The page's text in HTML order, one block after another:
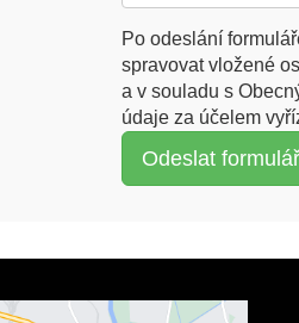
Po odeslání
spravovat vložené
a v souladu s
údaje za účelem